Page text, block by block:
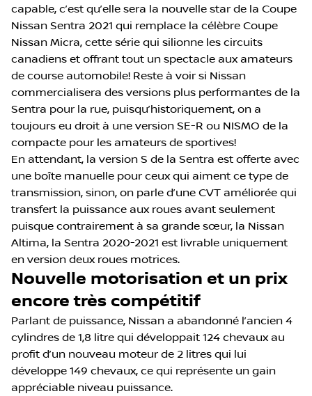
capable, c’est qu’elle sera la nouvelle star de la Coupe
Nissan Sentra 2021 qui remplace la célèbre Coupe
Nissan Micra, cette série qui silionne les circuits
canadiens et offrant tout un spectacle aux amateurs
de course automobile! Reste à voir si Nissan
commercialisera des versions plus performantes de la
Sentra pour la rue, puisqu’historiquement, on a
toujours eu droit à une version SE-R ou NISMO de la
compacte pour les amateurs de sportives!
En attendant, la version S de la Sentra est offerte avec
une boîte manuelle pour ceux qui aiment ce type de
transmission, sinon, on parle d’une CVT améliorée qui
transfert la puissance aux roues avant seulement
puisque contrairement à sa grande sœur, la Nissan
Altima, la Sentra 2020-2021 est livrable uniquement
en version deux roues motrices.
Nouvelle motorisation et un prix
encore très compétitif
Parlant de puissance, Nissan a abandonné l’ancien 4
cylindres de 1,8 litre qui développait 124 chevaux au
profit d’un nouveau moteur de 2 litres qui lui
développe 149 chevaux, ce qui représente un gain
appréciable niveau puissance.